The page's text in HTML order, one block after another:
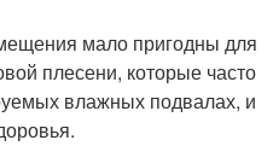
мало пригодны для
плесени, которые часто
влажных подвалах, и